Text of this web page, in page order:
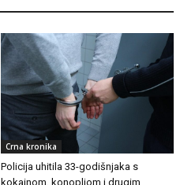
Crna kronika
Policija uhitila 33-godišnjaka s
kokainom, konopljom i drugim